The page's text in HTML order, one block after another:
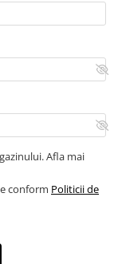
Afla mai
conform Politicii de